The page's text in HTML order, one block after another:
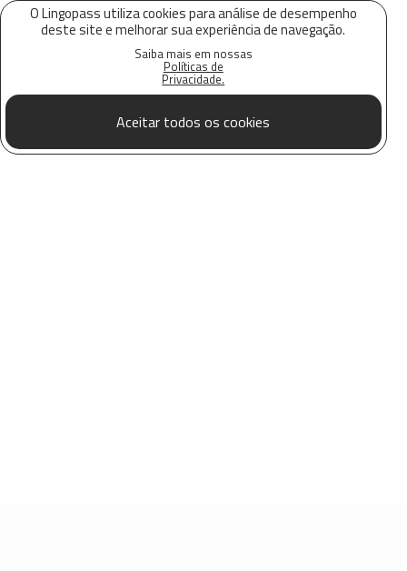
O Lingopass utiliza cookies para análise de desempenho
deste site e melhorar sua experiência de navegação.
Saiba mais em nossas
Políticas de
Privacidade.
Aceitar todos os cookies